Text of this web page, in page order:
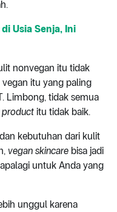
Usia Senja, Ini
nonvegan itu tidak
itu yang paling
Limbong, tidak semua
product itu tidak baik.
kebutuhan dari kulit
vegan skincare bisa jadi
untuk Anda yang
unggul karena